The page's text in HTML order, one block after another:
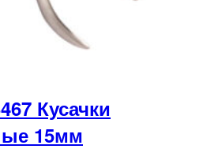
Кусачки
15мм